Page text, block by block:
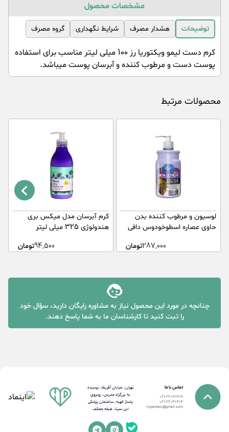
مشخصات محصول
توضیحات هشدار مصرف شرایط نگهداری گروه مصرف
کرم دست لیمو ویکتوریا رز 100 میلی لیتر مناسب برای استفاده
پوست دست و مرطوب کننده و آبرسان پوست میباشد.
محصولات مرتبط
لوسیون و مرطوب کننده بدن
حاوی عصاره اسطوخودوس دافی
287,000تومان
کرم آبرسان مدل میکس بری
هندولوژی 325 میلی لیتر
94,500تومان
چنانچه در مورد این محصول نیاز به مشاوره رایگان دارید، سؤال خود
را ثبت کنید تا کارشناسان ما به شما پاسخ دهند.
تماس با ما
021-22046489
021-22041414
hyperdaru@gmail.com
تهران، خیابان آفریقا، نرسیده
به بزرگراه مدرس، روبروی
پاساژ الهیه، ساختمان پزشکی
ابن سینا، طبقه همکف